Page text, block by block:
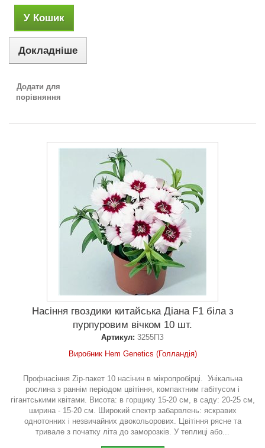
У Кошик
Докладніше
Додати для
порівняння
Насіння гвоздики китайська Діана F1 біла з
пурпуровим вічком 10 шт.
Артикул: 3255ПЗ
Виробник Hem Genetics (Голландія)
Профнасіння Zip-пакет 10 насінин в мікропробірці. Унікальна
рослина з раннім періодом цвітіння, компактним габітусом і
гігантськими квітами. Висота: в горщику 15-20 см, в саду: 20-25 см,
ширина - 15-20 см. Широкий спектр забарвлень: яскравих
однотонних і незвичайних двокольорових. Цвітіння рясне та
тривале з початку літа до заморозків. У теплиці або...